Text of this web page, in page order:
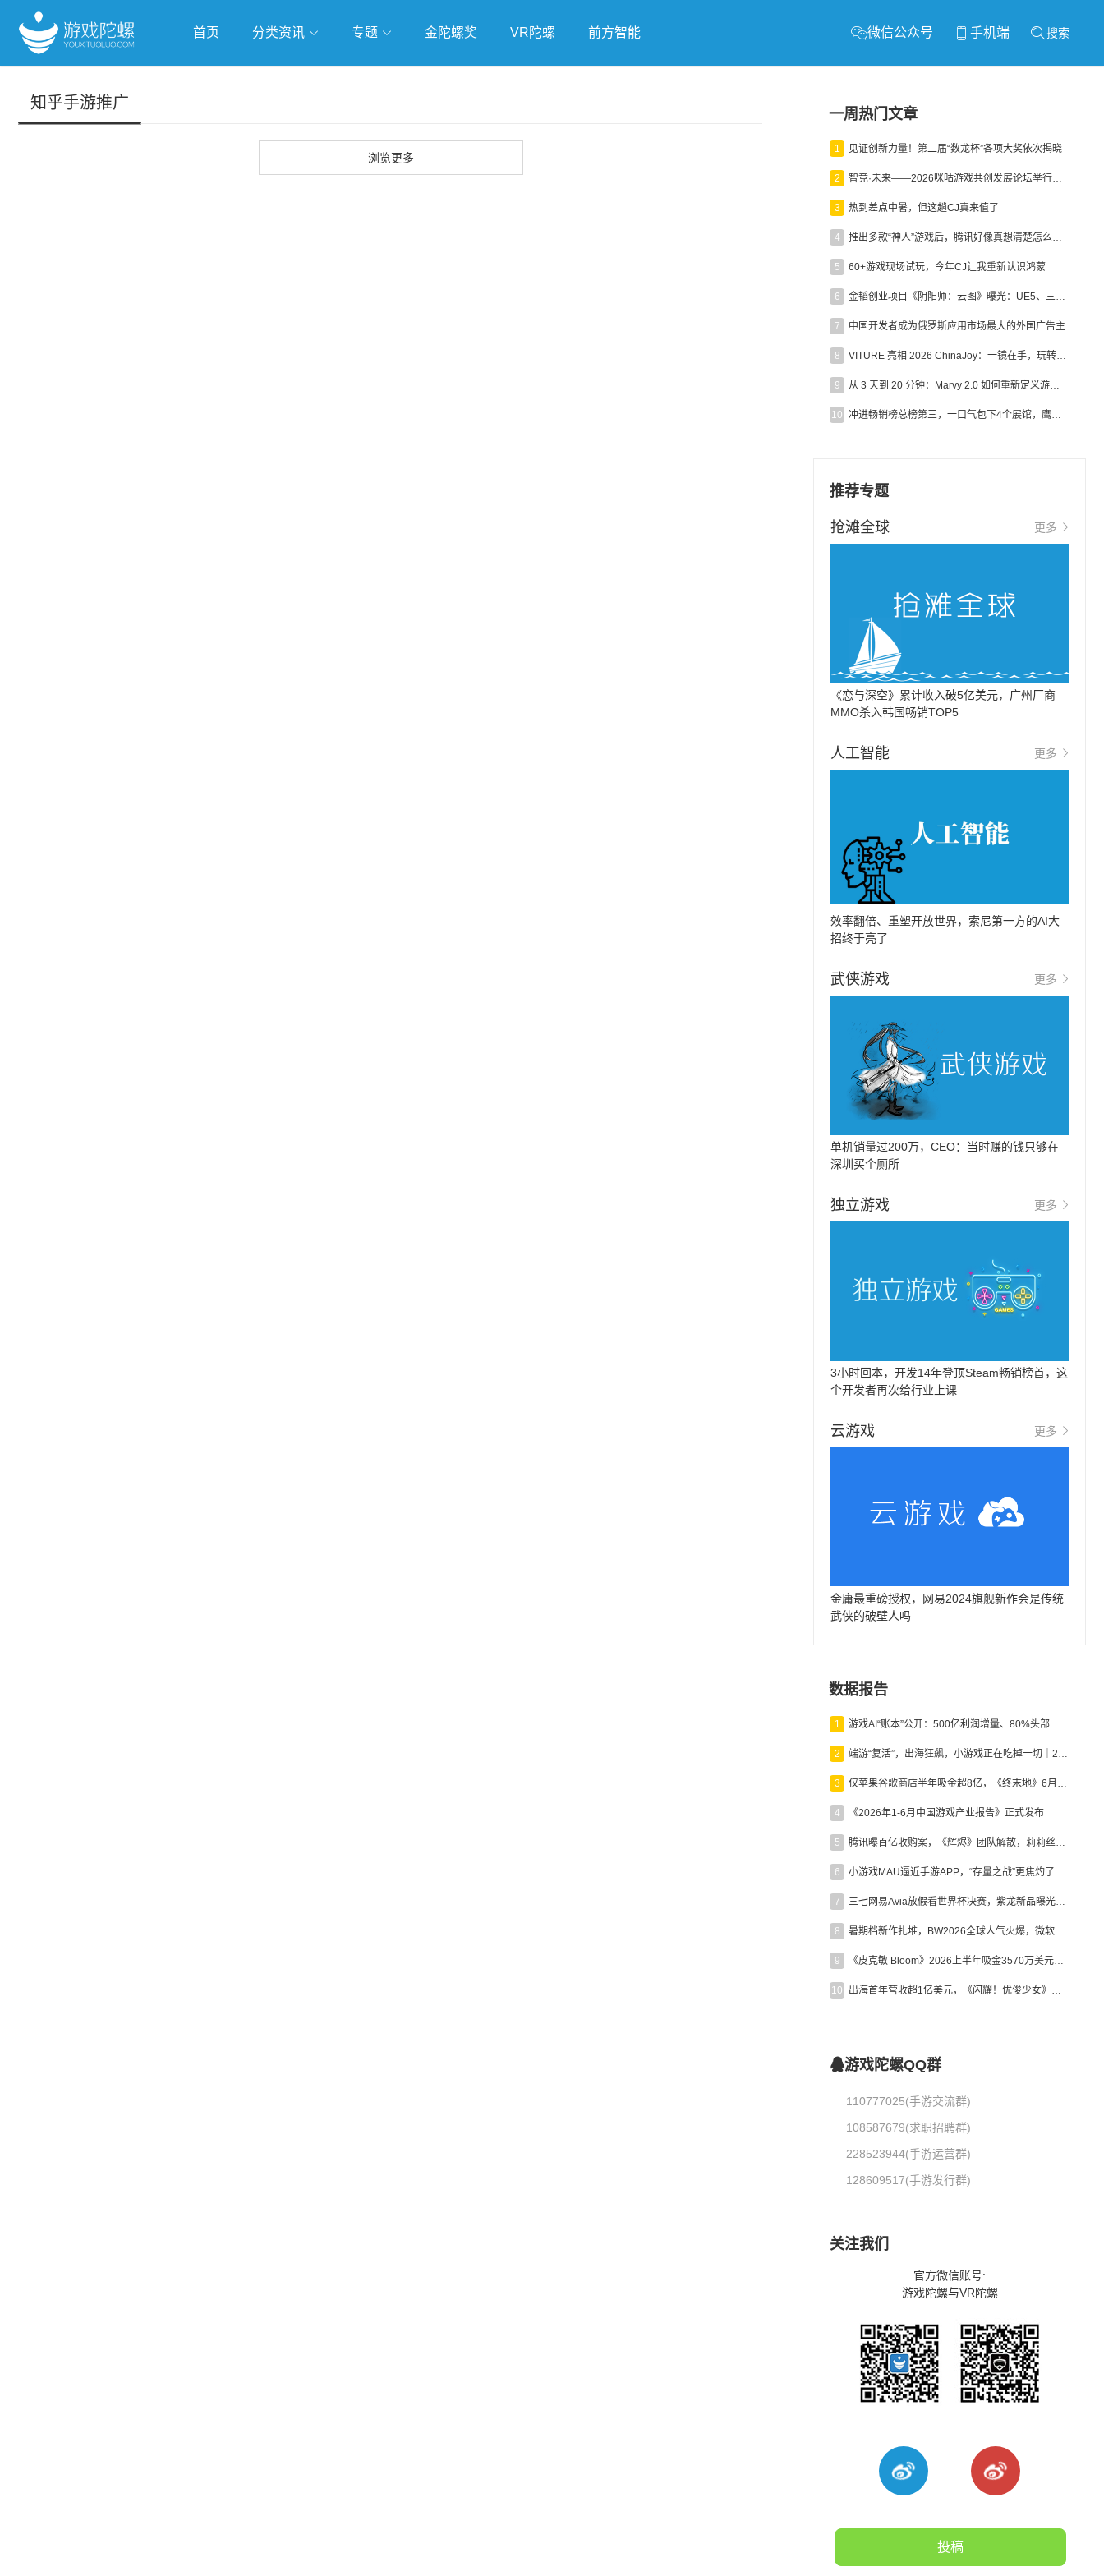
首页 分类资讯 专题 金陀螺奖 VR陀螺 前方智能 微信公众号 手机端 搜索
知乎手游推广
浏览更多
一周热门文章
1 见证创新力量！第二届“数龙杯”各项大奖依次揭晓
2 智竞·未来——2026咪咕游戏共创发展论坛举行：聚力精品内容、AI创作与电竞生态，共建高品质益智健康游戏社区
3 热到差点中暑，但这趟CJ真来值了
4 推出多款“神人”游戏后，腾讯好像真想清楚怎么做二次元了
5 60+游戏现场试玩，今年CJ让我重新认识鸿蒙
6 金韬创业项目《阴阳师：云图》曝光：UE5、三端互通、ARPG
7 中国开发者成为俄罗斯应用市场最大的外国广告主
8 VITURE 亮相 2026 ChinaJoy：一镜在手，玩转全场！
9 从 3 天到 20 分钟：Marvy 2.0 如何重新定义游戏出海营销效率？
10 冲进畅销榜总榜第三，一口气包下4个展馆，鹰角把嘉年华做爆了
推荐专题
抢滩全球 更多
《恋与深空》累计收入破5亿美元，广州厂商
MMO杀入韩国畅销TOP5
人工智能 更多
效率翻倍、重塑开放世界，索尼第一方的AI大
招终于亮了
武侠游戏 更多
单机销量过200万，CEO：当时赚的钱只够在
深圳买个厕所
独立游戏 更多
3小时回本，开发14年登顶Steam畅销榜首，这
个开发者再次给行业上课
云游戏 更多
金庸最重磅授权，网易2024旗舰新作会是传统
武侠的破壁人吗
数据报告
1 游戏AI“账本”公开：500亿利润增量、80%头部入局，谁在闷声发财？
2 端游“复活”，出海狂飙，小游戏正在吃掉一切｜2026上半年产业报告
3 仅苹果谷歌商店半年吸金超8亿，《终末地》6月份收入显著回暖
4 《2026年1-6月中国游戏产业报告》正式发布
5 腾讯曝百亿收购案，《辉烬》团队解散，莉莉丝新作曝光｜陀螺周报
6 小游戏MAU逼近手游APP，“存量之战”更焦灼了
7 三七网易Avia放假看世界杯决赛，紫龙新品曝光，米哈游新作上线 | 陀螺周报
8 暑期档新作扎堆，BW2026全球人气火爆，微软XBOX大裁员|陀螺周报
9 《皮克敏 Bloom》2026上半年吸金3570万美元，中国台湾成最大市场
10 出海首年营收超1亿美元，《闪耀！优俊少女》美国市场占比达七成
游戏陀螺QQ群
110777025(手游交流群)
108587679(求职招聘群)
228523944(手游运营群)
128609517(手游发行群)
关注我们
官方微信账号:
游戏陀螺与VR陀螺
投稿